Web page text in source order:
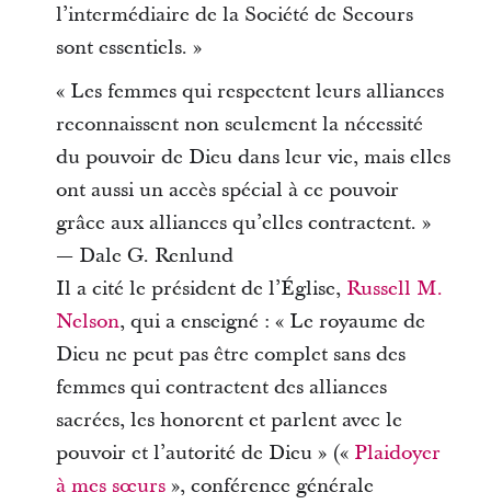
l’intermédiaire de la Société de Secours
sont essentiels. »
« Les femmes qui respectent leurs alliances
reconnaissent non seulement la nécessité
du pouvoir de Dieu dans leur vie, mais elles
ont aussi un accès spécial à ce pouvoir
grâce aux alliances qu’elles contractent. »
— Dale G. Renlund
Il a cité le président de l’Église, Russell M.
Nelson, qui a enseigné : « Le royaume de
Dieu ne peut pas être complet sans des
femmes qui contractent des alliances
sacrées, les honorent et parlent avec le
pouvoir et l’autorité de Dieu » (« Plaidoyer
à mes sœurs», conférence générale